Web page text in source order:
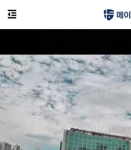
Best
세금 폭탄으로 부터 나를 보